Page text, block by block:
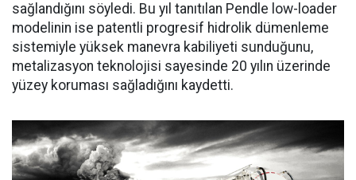
sağlandığı­nı söyledi. Bu yıl tanıtılan Pendle low-loader
modelinin ise patent­li progresif hidrolik dümenleme
sistemiyle yüksek manevra kabi­liyeti sunduğunu,
metalizasyon teknolojisi sayesinde 20 yılın üze­rinde
yüzey koruması sağladığını kaydetti.